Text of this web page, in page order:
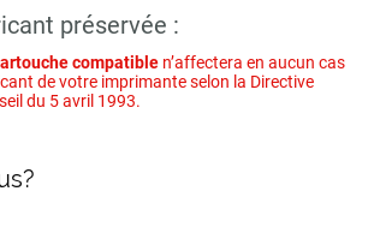
préservée :
compatible n’affectera en aucun cas
de votre imprimante selon la Directive
du 5 avril 1993.